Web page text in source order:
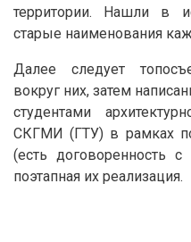
территории. Нашли в
старые наименования
Далее следует
вокруг них, затем
студентами
СКГМИ (ГТУ) в рамках
(есть договоренность
поэтапная их реализация.